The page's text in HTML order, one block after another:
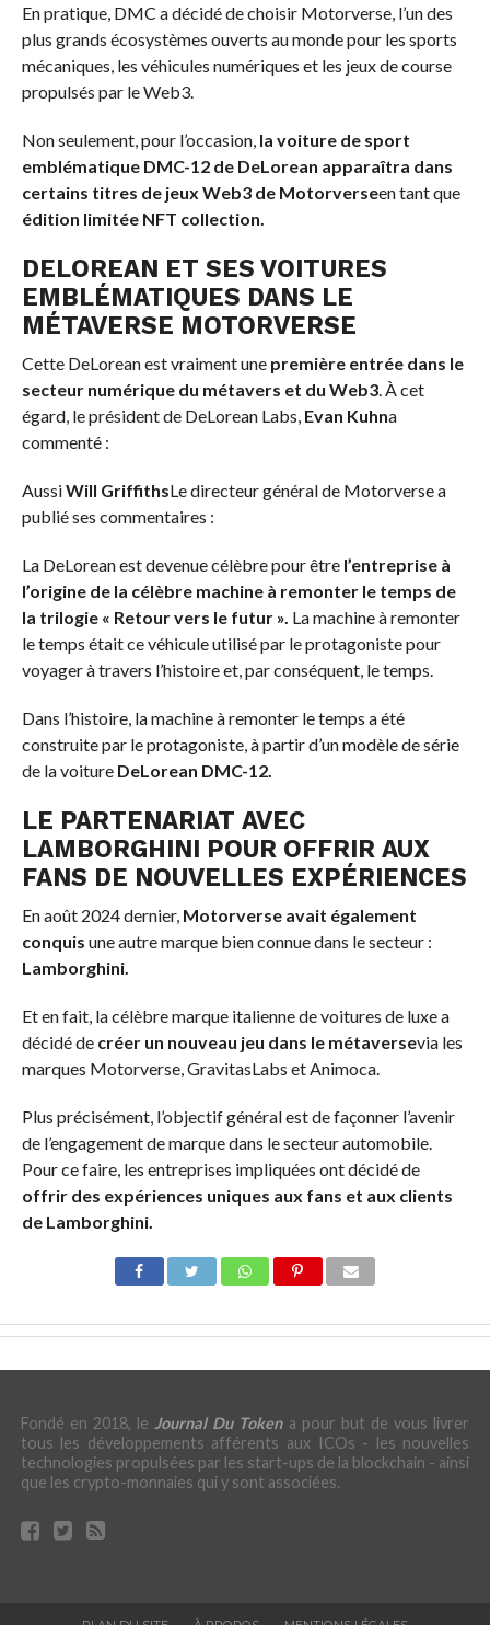
En pratique, DMC a décidé de choisir Motorverse, l’un des
plus grands écosystèmes ouverts au monde pour les sports
mécaniques, les véhicules numériques et les jeux de course
propulsés par le Web3.
Non seulement, pour l’occasion, la voiture de sport
emblématique DMC-12 de DeLorean apparaîtra dans
certains titres de jeux Web3 de Motorverseen tant que
édition limitée NFT collection.
DELOREAN ET SES VOITURES
EMBLÉMATIQUES DANS LE
MÉTAVERSE MOTORVERSE
Cette DeLorean est vraiment une première entrée dans le
secteur numérique du métavers et du Web3. À cet
égard, le président de DeLorean Labs, Evan Kuhna
commenté :
AussiWill GriffithsLe directeur général de Motorverse a
publié ses commentaires :
La DeLorean est devenue célèbre pour êtrel’entreprise à
l’origine de la célèbre machine à remonter le temps de
la trilogie « Retour vers le futur ». La machine à remonter
le temps était ce véhicule utilisé par le protagoniste pour
voyager à travers l’histoire et, par conséquent, le temps.
Dans l’histoire, la machine à remonter le temps a été
construite par le protagoniste, à partir d’un modèle de série
de la voiture DeLorean DMC-12.
LE PARTENARIAT AVEC
LAMBORGHINI POUR OFFRIR AUX
FANS DE NOUVELLES EXPÉRIENCES
En août 2024 dernier, Motorverse avait également
conquis une autre marque bien connue dans le secteur :
Lamborghini.
Et en fait, la célèbre marque italienne de voitures de luxe a
décidé decréer un nouveau jeu dans le métaversevia les
marques Motorverse, GravitasLabs et Animoca.
Plus précisément, l’objectif général est de façonner l’avenir
de l’engagement de marque dans le secteur automobile.
Pour ce faire, les entreprises impliquées ont décidé de
offrir des expériences uniques aux fans et aux clients
de Lamborghini.
Fondé en 2018, le Journal Du Tokena pour but de vous livrer
tous les développements afférents aux ICOs - les nouvelles
technologies propulsées par les start-ups de la blockchain - ainsi
que les crypto-monnaies qui y sont associées.